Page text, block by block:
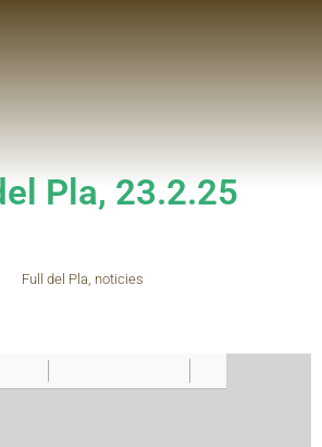
Pla, 23.2.25
Full del Pla, noticies